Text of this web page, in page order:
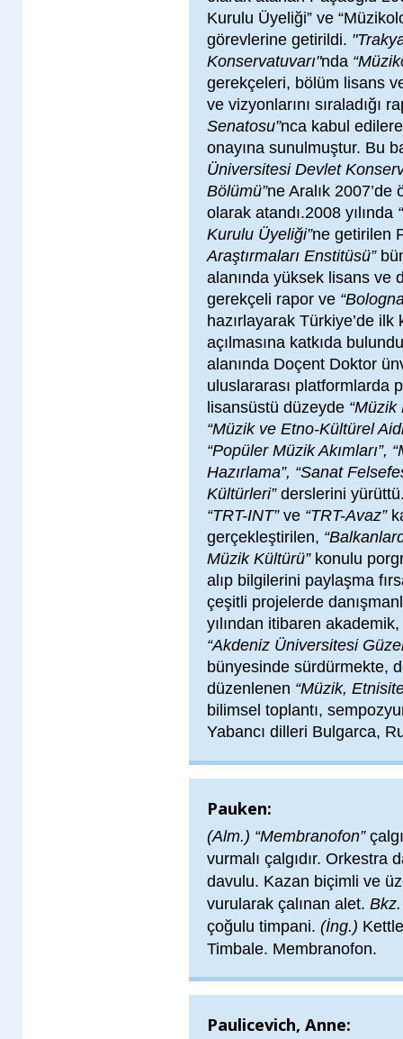
Kurulu Üyeliği” ve
görevlerine getirildi.
Konservatuvarı"nda
gerekçeleri, bölüm lisans
ve vizyonlarını sıraladığı
Senatosu”nca kabul
onayına sunulmuştur. Bu
Üniversitesi Devlet
Bölümü”ne Aralık
olarak atandı.2008 yılında
Kurulu Üyeliği”ne getirilen
Araştırmaları Enstitüsü”
alanında yüksek lisans ve
gerekçeli rapor ve
hazırlayarak Türkiye’de
açılmasına katkıda
alanında Doçent Doktor
uluslararası platformlarda
lisansüstü düzeyde “Müzik
“Müzik ve Etno-Kültürel
“Popüler Müzik Akımları”,
Hazırlama”, “Sanat
Kültürleri”derslerini
“TRT-INT”ve “TRT-Avaz”
gerçekleştirilen,
Müzik Kültürü”konulu
alıp bilgilerini paylaşma
çeşitli projelerde
yılından itibaren
“Akdeniz Üniversitesi
bünyesinde sürdürmekte,
düzenlenen “Müzik,
bilimsel toplantı,
Yabancı dilleri Bulgarca,
Pauken:
(Alm.) “Membranofon”
vurmalı çalgıdır. Orkestra
davulu. Kazan biçimli ve
vurularak çalınan alet.
çoğulu timpani. (İng.)
Timbale. Membranofon.
Paulicevich, Anne: